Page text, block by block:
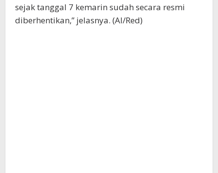
sejak tanggal 7 kemarin sudah secara resmi
diberhentikan,” jelasnya. (Al/Red)